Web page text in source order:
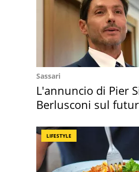
Sassari
L'annuncio di Pier
Berlusconi sul
LIFESTYLE